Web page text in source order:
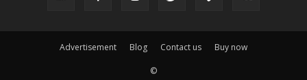
Advertisement Blog Contact us Buy now
©